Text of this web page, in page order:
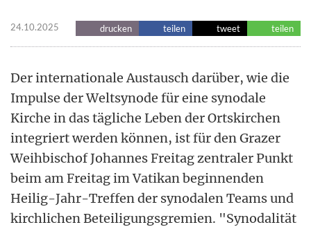
24.10.2025 drucken teilen tweet teilen
Der internationale Austausch darüber, wie die
Impulse der Weltsynode für eine synodale
Kirche in das tägliche Leben der Ortskirchen
integriert werden können, ist für den Grazer
Weihbischof Johannes Freitag zentraler Punkt
beim am Freitag im Vatikan beginnenden
Heilig-Jahr-Treffen der synodalen Teams und
kirchlichen Beteiligungsgremien. "Synodalität